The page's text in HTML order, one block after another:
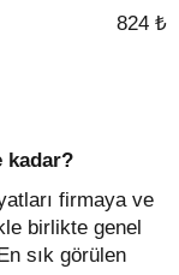
824 ₺
kadar?
firmaya ve
birlikte genel
sık görülen